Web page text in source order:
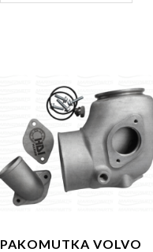
PAKOMUTKA VOLVO